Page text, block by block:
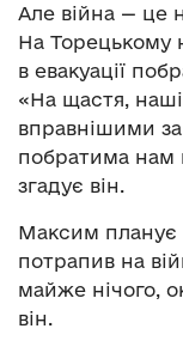
Але війна — це
На Торецькому
в евакуації
«На щастя,
вправнішими за
побратима нам
згадує він.
Максим планує
потрапив на
майже нічого,
він.